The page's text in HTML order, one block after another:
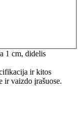
1 cm, didelis
ir kitos
ir vaizdo įrašuose.